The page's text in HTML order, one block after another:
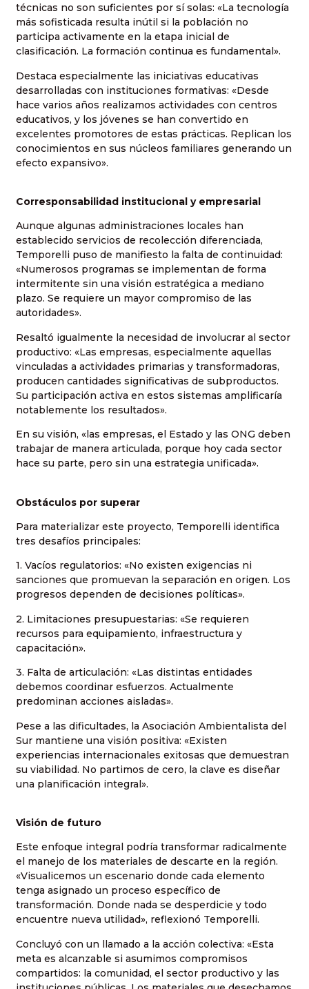
técnicas no son suficientes por sí solas: «La tecnología
más sofisticada resulta inútil si la población no
participa activamente en la etapa inicial de
clasificación. La formación continua es fundamental».
Destaca especialmente las iniciativas educativas
desarrolladas con instituciones formativas: «Desde
hace varios años realizamos actividades con centros
educativos, y los jóvenes se han convertido en
excelentes promotores de estas prácticas. Replican los
conocimientos en sus núcleos familiares generando un
efecto expansivo».
Corresponsabilidad institucional y empresarial
Aunque algunas administraciones locales han
establecido servicios de recolección diferenciada,
Temporelli puso de manifiesto la falta de continuidad:
«Numerosos programas se implementan de forma
intermitente sin una visión estratégica a mediano
plazo. Se requiere un mayor compromiso de las
autoridades».
Resaltó igualmente la necesidad de involucrar al sector
productivo: «Las empresas, especialmente aquellas
vinculadas a actividades primarias y transformadoras,
producen cantidades significativas de subproductos.
Su participación activa en estos sistemas amplificaría
notablemente los resultados».
En su visión, «las empresas, el Estado y las ONG deben
trabajar de manera articulada, porque hoy cada sector
hace su parte, pero sin una estrategia unificada».
Obstáculos por superar
Para materializar este proyecto, Temporelli identifica
tres desafíos principales:
1. Vacíos regulatorios: «No existen exigencias ni
sanciones que promuevan la separación en origen. Los
progresos dependen de decisiones políticas».
2. Limitaciones presupuestarias: «Se requieren
recursos para equipamiento, infraestructura y
capacitación».
3. Falta de articulación: «Las distintas entidades
debemos coordinar esfuerzos. Actualmente
predominan acciones aisladas».
Pese a las dificultades, la Asociación Ambientalista del
Sur mantiene una visión positiva: «Existen
experiencias internacionales exitosas que demuestran
su viabilidad. No partimos de cero, la clave es diseñar
una planificación integral».
Visión de futuro
Este enfoque integral podría transformar radicalmente
el manejo de los materiales de descarte en la región.
«Visualicemos un escenario donde cada elemento
tenga asignado un proceso específico de
transformación. Donde nada se desperdicie y todo
encuentre nueva utilidad», reflexionó Temporelli.
Concluyó con un llamado a la acción colectiva: «Esta
meta es alcanzable si asumimos compromisos
compartidos: la comunidad, el sector productivo y las